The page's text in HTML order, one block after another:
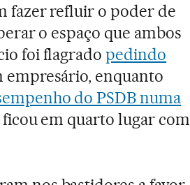
fazer refluir o poder de
o espaço que ambos
foi flagradopedindo
empresário, enquanto
do PSDB numa
ficou em quarto lugar com